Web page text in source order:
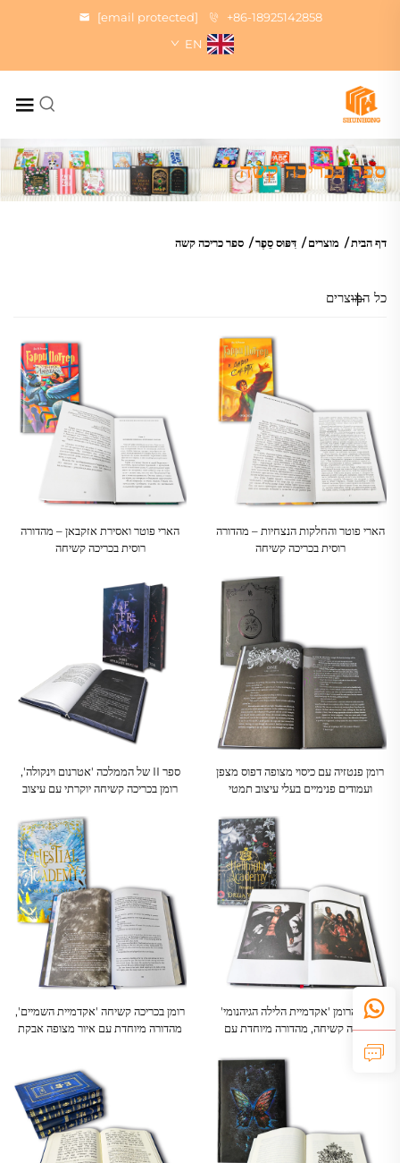
+86-18925142858
[email protected]
EN
ספר בכריכה קשה
דף הבית/ מוצרים/ דִּפּוּס סֵפֶר/ ספר כריכה קשה
כל המוצרים
הארי פוטר והחלקות הנצחיות – מהדורה
רוסית בכריכה קשיחה
הארי פוטר ואסירת אזקבאן – מהדורה
רוסית בכריכה קשיחה
רומן פנטזיה עם כיסוי מצופה דפוס מצפן
ועמודים פנימיים בעלי עיצוב תמטי
ספר II של הממלכה 'אטרנום וינקולה',
רומן בכריכה קשיחה יוקרתי עם עיצוב
קובץ הרומן 'אקדמיית הלילה הגיהנומי'
בכריכה קשיחה, מהדורה מיוחדת עם
דפוס זהב וקצות עמודים שחורים
רומן בכריכה קשיחה 'אקדמיית השמיים',
מהדורה מיוחדת עם איור מצופה אבקת